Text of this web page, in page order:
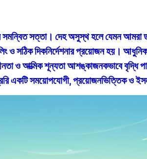
সমন্বিত সত্তা। দেহ অসুস্থ হলে যেমন আমরা
ও সঠিক দিকনির্দেশনারপ্রয়োজন হয়। আধুনিক
ও আত্মিক শূন্যতা আশঙ্কাজনকভাবে বৃদ্ধি
একটি সময়োপযোগী, প্রয়োজনভিত্তিক ও